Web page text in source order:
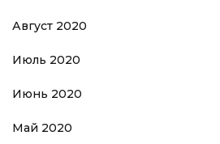
Август 2020
Июль 2020
Июнь 2020
Май 2020